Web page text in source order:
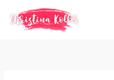
contenido